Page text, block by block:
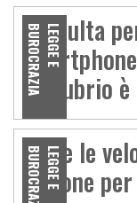
L
E
G
G
E
E
B
U
R
O
C
R
A
Z
I
A
La multa
manubrio
L
E
G
G
E
E
B
U
R
O
C
R
A
Z
I
A
Tutte le
nazione